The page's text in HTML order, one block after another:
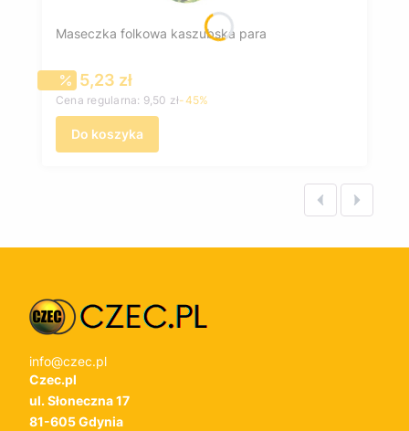
Maseczka folkowa kaszubska para
Cena promocyjna
5,23 zł
Cena regularna: 9,50 zł-45%
Do koszyka
info@czec.pl
Czec.pl
ul. Słoneczna 17
81-605 Gdynia